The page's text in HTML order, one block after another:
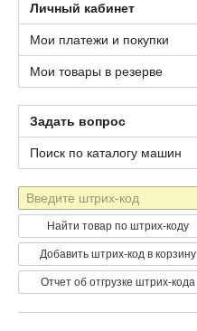
Личный кабинет
Мои платежи и покупки
Мои товары в резерве
Задать вопрос
Поиск по каталогу машин
Штрих-
код
Найти товар по штрих-коду
Добавить штрих-код в корзину
Отчет об отгрузке штрих-кода